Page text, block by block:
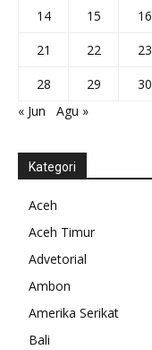
14
15 16
21
22 23
28
29 30
« Jun
Agu »
Kategori
Aceh
Aceh Timur
Advetorial
Ambon
Amerika Serikat
Bali